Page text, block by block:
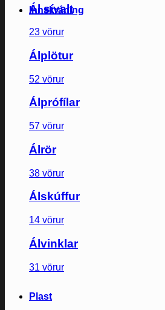
Innskráning
Ál sívalt
23 vörur
Álplötur
52 vörur
Álprófílar
57 vörur
Álrör
38 vörur
Álskúffur
14 vörur
Álvinklar
31 vörur
Plast